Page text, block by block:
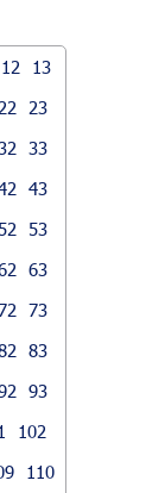
12
13
22
23
33
43
53
63
73
83
93
102
110